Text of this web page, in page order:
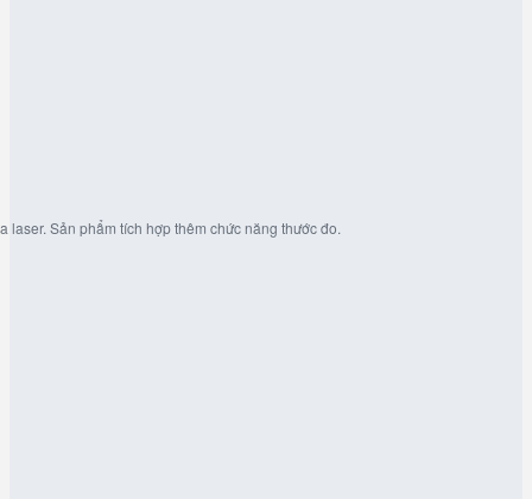
Sản phẩm tích hợp thêm chức năng thước đo.